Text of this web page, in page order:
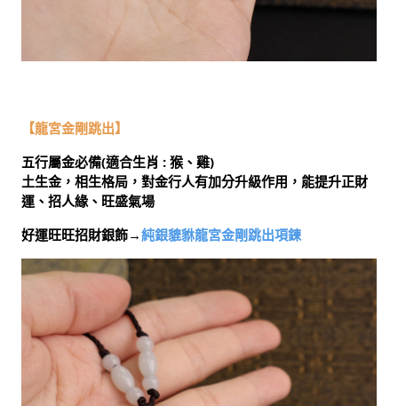
【龍宮金剛跳出】
五行屬金必備(適合生肖 : 猴、雞)
土生金，相生格局，對金行人有加分升級作用，能提升正財
運、招人緣、旺盛氣場
好運旺旺招財銀飾→純銀貔貅龍宮金剛跳出項鍊